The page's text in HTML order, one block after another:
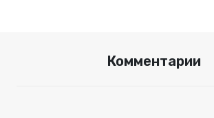
Комментарии